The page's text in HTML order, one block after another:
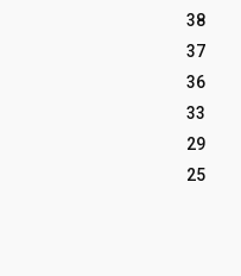
38
37
36
33
29
25